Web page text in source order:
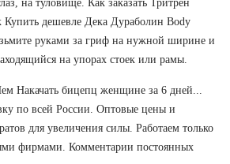
на туловище. Как заказать Тритрен
Купить дешевле Дека Дураболин Body
руками за гриф на нужной ширине и
на упорах стоек или рамы.
Накачать бицепц женщине за 6 дней...
по всей России. Оптовые цены и
для увеличения силы. Работаем только
фирмами. Комментарии постоянных